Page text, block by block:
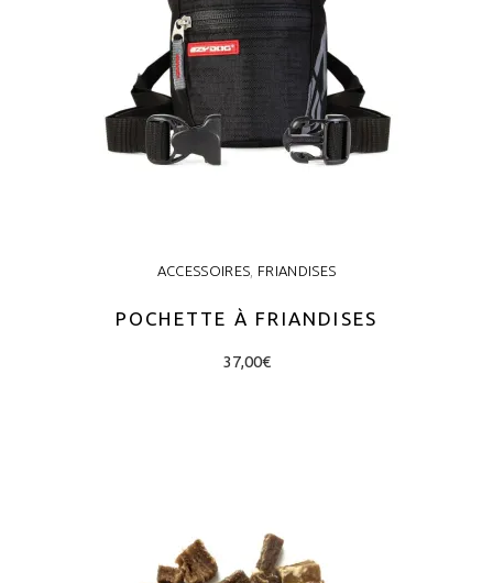
ACCESSOIRES FRIANDISES
POCHETTE À FRIANDISES
37,00€This
options
may